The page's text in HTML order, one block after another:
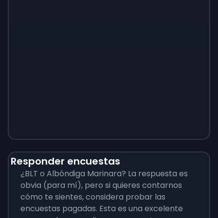
Responder encuestas
¿BLT o Albóndiga Marinara? La respuesta es
obvia (para mí), pero si quieres contarnos
cómo te sientes, considera probar las
encuestas pagadas. Esta es una excelente